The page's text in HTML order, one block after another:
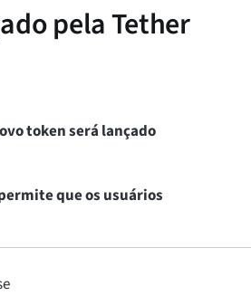
pela Tether
token será lançado
que os usuários